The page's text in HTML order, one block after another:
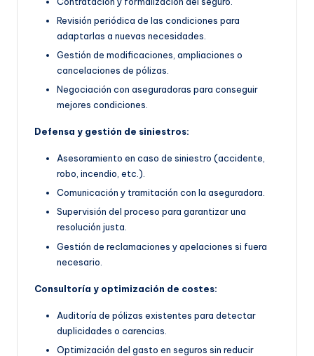
Revisión periódica de las condiciones para
adaptarlas a nuevas necesidades.
Gestión de modificaciones, ampliaciones o
cancelaciones de pólizas.
Negociación con aseguradoras para conseguir
mejores condiciones.
Defensa y gestión de siniestros:
Asesoramiento en caso de siniestro (accidente,
robo, incendio, etc.).
Comunicación y tramitación con la aseguradora.
Supervisión del proceso para garantizar una
resolución justa.
Gestión de reclamaciones y apelaciones si fuera
necesario.
Consultoría y optimización de costes:
Auditoría de pólizas existentes para detectar
duplicidades o carencias.
Optimización del gasto en seguros sin reducir